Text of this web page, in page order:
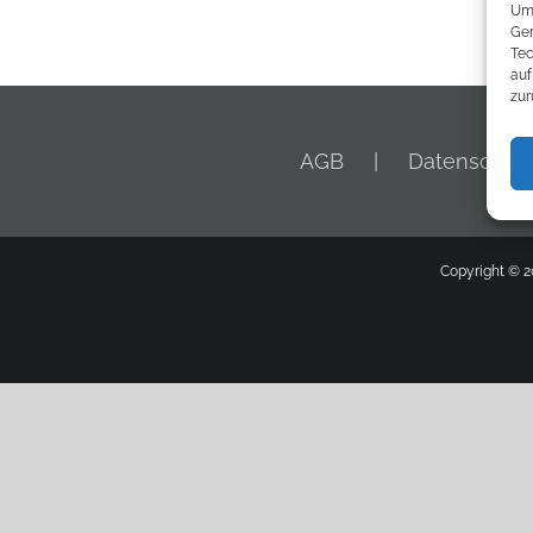
AGB
Copyright ©